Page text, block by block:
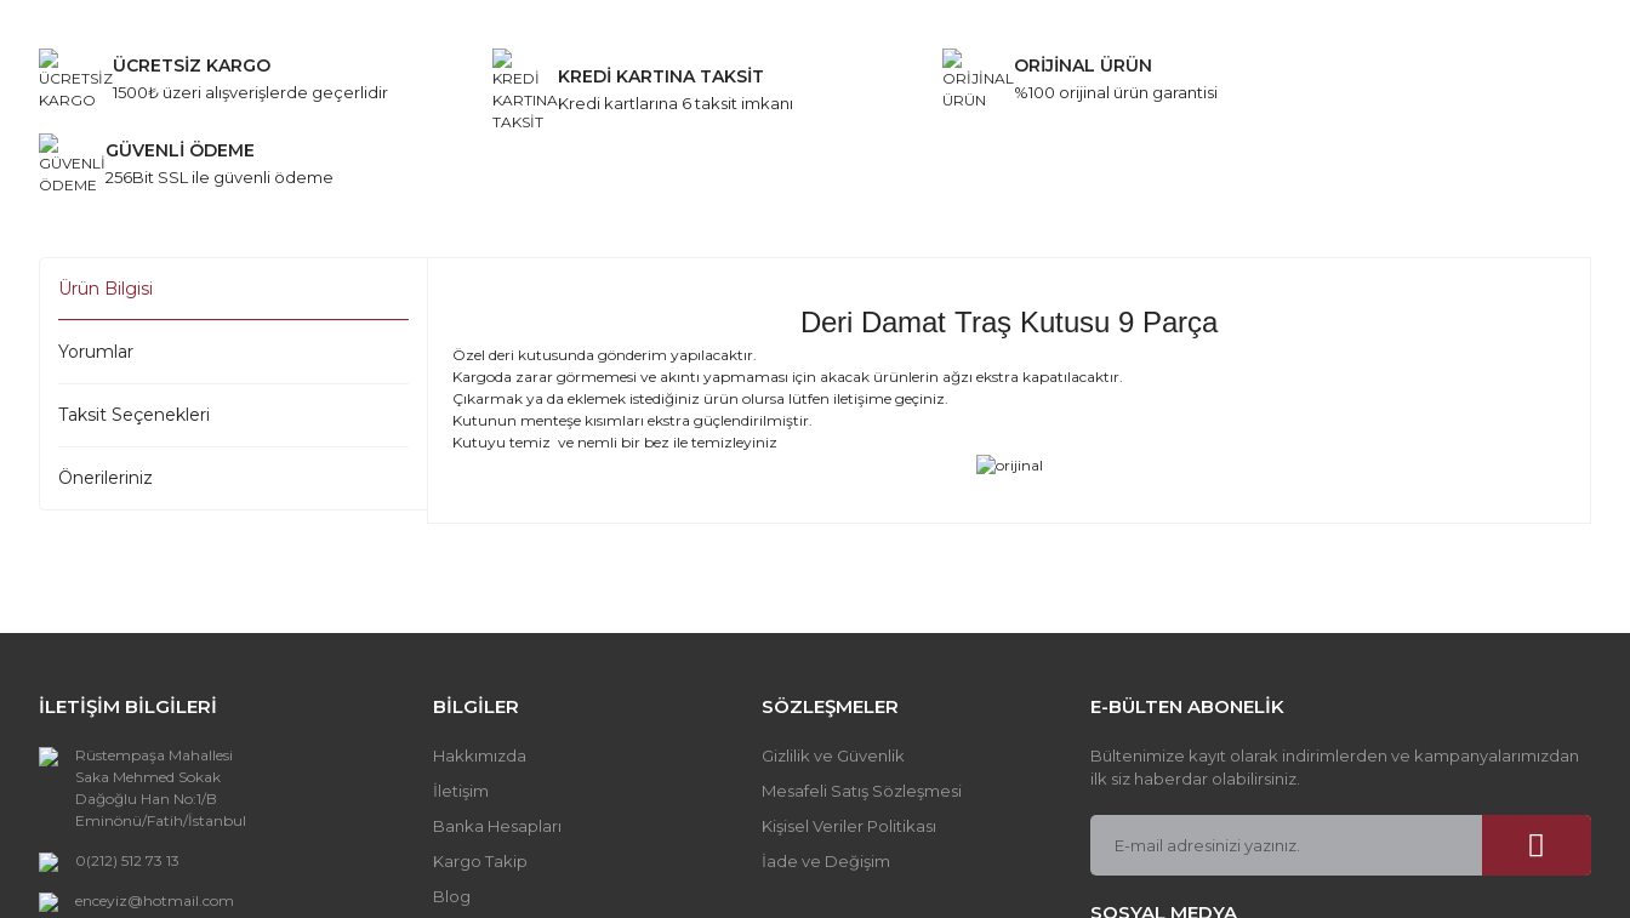
ÜCRETSİZ KARGO
1500₺ üzeri alışverişlerde geçerlidir
KREDİ KARTINA TAKSİT
Kredi kartlarına 6 taksit imkanı
ORİJİNAL ÜRÜN
%100 orijinal ürün garantisi
GÜVENLİ ÖDEME
256Bit SSL ile güvenli ödeme
Ürün Bilgisi
Yorumlar
Taksit Seçenekleri
Önerileriniz
Deri Damat Traş Kutusu 9 Parça
Özel deri kutusunda gönderim yapılacaktır.
Kargoda zarar görmemesi ve akıntı yapmaması için akacak ürünlerin ağzı ekstra kapatılacaktır.
Çıkarmak ya da eklemek istediğiniz ürün olursa lütfen iletişime geçiniz.
Kutunun menteşe kısımları ekstra güçlendirilmiştir.
Kutuyu temiz ve nemli bir bez ile temizleyiniz
Yorum Yaz
Ürün resmi kalitesiz, bozuk veya görüntülenemiyor.
Ürün bilgilerinde hatalar bulunuyor.
İLETİŞİM BİLGİLERİ
Rüstempaşa Mahallesi
Saka Mehmed Sokak
Dağoğlu Han No:1/B
Eminönü/Fatih/İstanbul
0(212) 512 73 13
enceyiz@hotmail.com
BİLGİLER
Hakkımızda
İletişim
Banka Hesapları
Kargo Takip
Blog
SÖZLEŞMELER
Gizlilik ve Güvenlik
Mesafeli Satış Sözleşmesi
Kişisel Veriler Politikası
İade ve Değişim
E-BÜLTEN ABONELİK
Bültenimize kayıt olarak indirimlerden ve kampanyalarımızdan
ilk siz haberdar olabilirsiniz.
SOSYAL MEDYA